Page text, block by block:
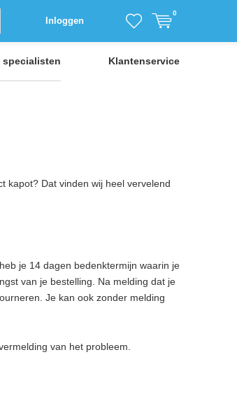
Inloggen
0
specialisten Klantenservice
kapot? Dat vinden wij heel vervelend
je 14 dagen bedenktermijn waarin je
van je bestelling. Na melding dat je
Je kan ook zonder melding
van het probleem.